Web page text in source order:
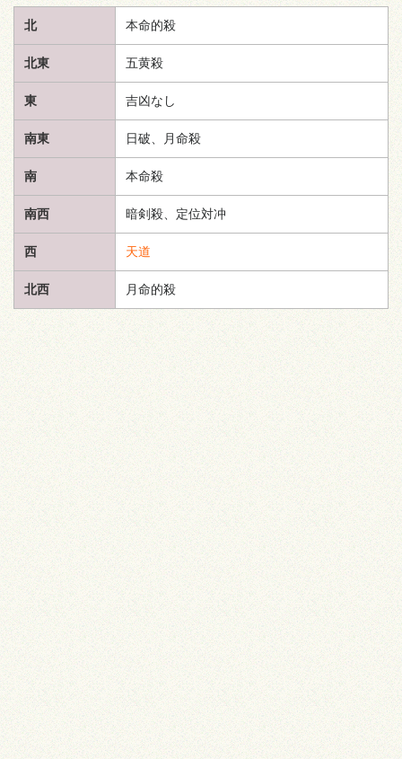
北 本命的殺
北東 五黄殺
東 吉凶なし
南東 日破、月命殺
南 本命殺
南西 暗剣殺、定位対冲
西 天道
北西 月命的殺